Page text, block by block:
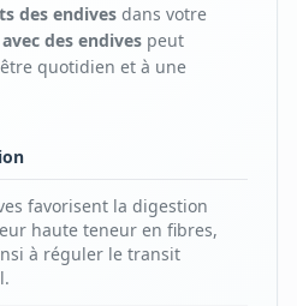
des endives dans votre
des endives peut
quotidien et à une
favorisent la digestion
haute teneur en fibres,
à réguler le transit